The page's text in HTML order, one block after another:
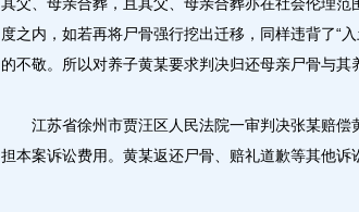
度之内，如若再将尸骨强行挖出迁移，同样违背了“
的不敬。所以对养子黄某要求判决归还母亲尸骨与其
江苏省徐州市贾汪区人民法院一审判决张某赔偿
担本案诉讼费用。黄某返还尸骨、赔礼道歉等其他诉